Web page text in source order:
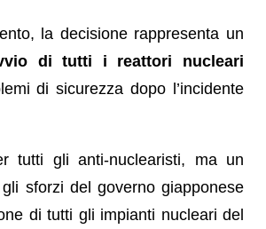
la decisione rappresenta un
di tutti i reattori nucleari
di sicurezza dopo l’incidente
tutti gli anti-nuclearisti, ma un
sforzi del governo giapponese
di tutti gli impianti nucleari del